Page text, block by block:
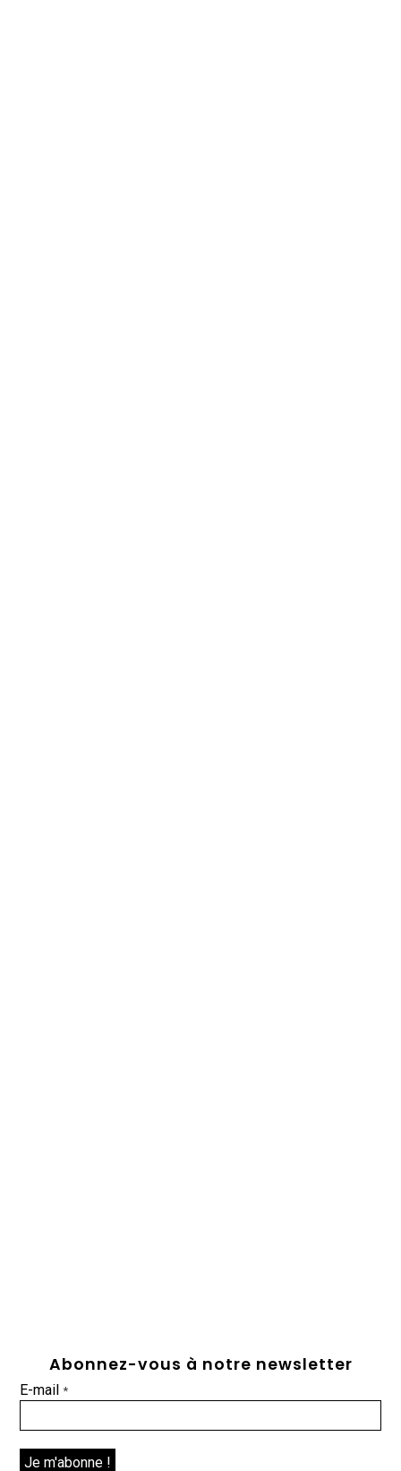
Abonnez-vous à notre newsletter
E-mail*